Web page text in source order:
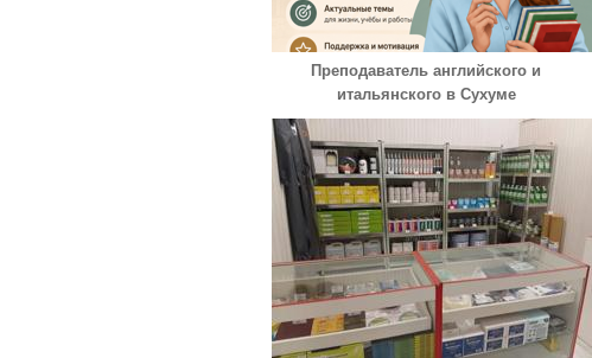
Преподаватель английского и
итальянского в Сухуме